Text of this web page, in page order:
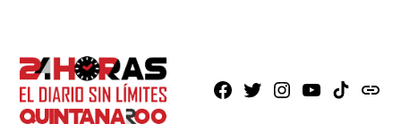
Facebook
X Instagram
YoutubeTikTokissuu